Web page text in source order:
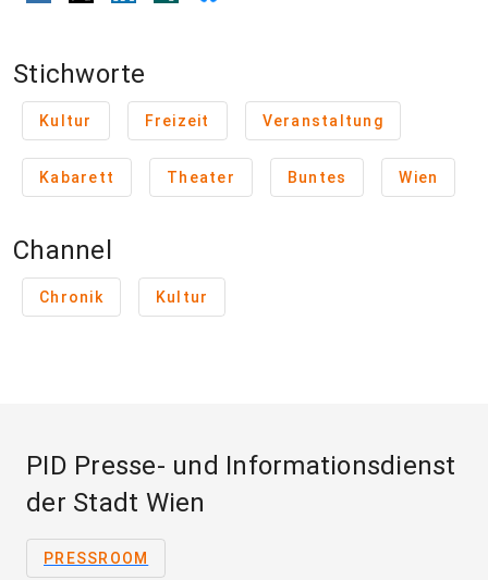
Stichworte
Kultur Freizeit Veranstaltung
Kabarett Theater Buntes Wien
Channel
Chronik Kultur
PID Presse- und Informationsdienst
der Stadt Wien
PRESSROOM